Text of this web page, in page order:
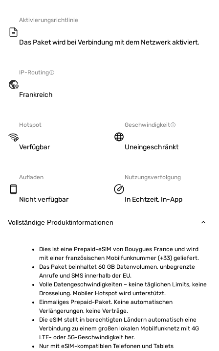
Aktivierungsrichtlinie
Das Paket wird bei Verbindung mit dem Netzwerk aktiviert.
IP-Routing
Frankreich
Hotspot
Verfügbar
Geschwindigkeit
Uneingeschränkt
Aufladen
Nicht verfügbar
Nutzungsverfolgung
In Echtzeit, In-App
Vollständige Produktinformationen
Dies ist eine Prepaid-eSIM von Bouygues France und wird
mit einer französischen Mobilfunknummer (+33) geliefert.
Das Paket beinhaltet 60 GB Datenvolumen, unbegrenzte
Anrufe und SMS innerhalb der EU.
Volle Datengeschwindigkeiten – keine täglichen Limits, keine
Drosselung. Mobiler Hotspot wird unterstützt.
Einmaliges Prepaid-Paket. Keine automatischen
Verlängerungen, keine Verträge.
Die eSIM stellt in berechtigten Ländern automatisch eine
Verbindung zu einem großen lokalen Mobilfunknetz mit 4G
LTE- oder 5G-Geschwindigkeit her.
Nur mit eSIM-kompatiblen Telefonen und Tablets